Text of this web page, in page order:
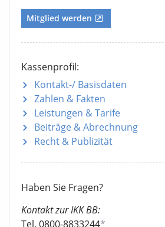
Mitglied werden
Kassenprofil:
Kontakt-/ Basisdaten
Zahlen & Fakten
Leistungen & Tarife
Beiträge & Abrechnung
Recht & Publizität
Haben Sie Fragen?
Kontakt zur IKK BB:
Tel. 0800-8833244*